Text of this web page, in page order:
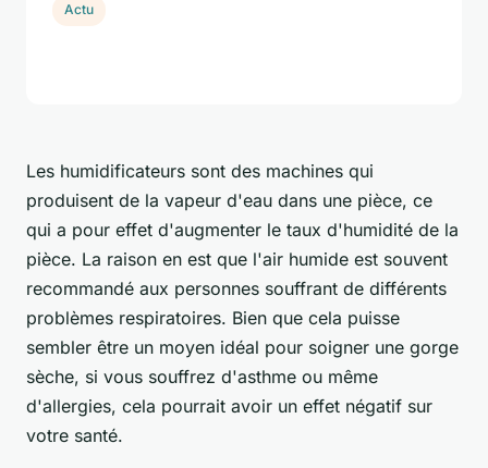
Les humidificateurs sont des machines qui
produisent de la vapeur d'eau dans une pièce, ce
qui a pour effet d'augmenter le taux d'humidité de la
pièce. La raison en est que l'air humide est souvent
recommandé aux personnes souffrant de différents
problèmes respiratoires. Bien que cela puisse
sembler être un moyen idéal pour soigner une gorge
sèche, si vous souffrez d'asthme ou même
d'allergies, cela pourrait avoir un effet négatif sur
votre santé.
Actu